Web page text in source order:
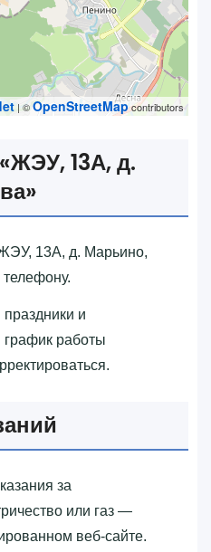
| ©OpenStreetMapcontributors
13А, д.
13А, д. Марьино,
и
работы
за
или газ —
веб-сайте.